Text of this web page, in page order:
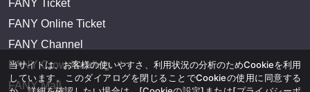
FANY Ticket
FANY Online Ticket
FANY Channel
FANY Crowdfunding
FANY Mall
当サイトは、お客様の使いやすさ、利用状況の分析のためCookieを利用
しています。このダイアログを閉じることでCookieの使用に同意する